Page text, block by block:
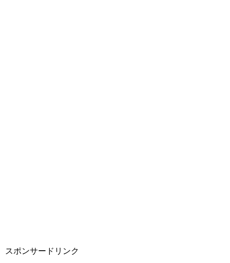
スポンサードリンク